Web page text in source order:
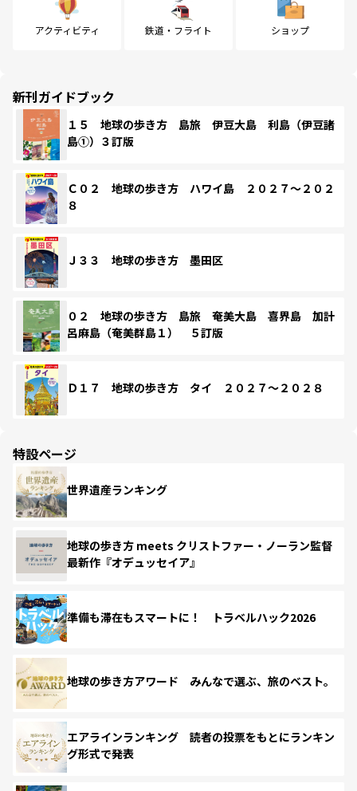
アクティビティ 鉄道・フライト ショップ
新刊ガイドブック
１５ 地球の歩き方 島旅 伊豆大島 利島（伊豆諸
島①）３訂版
Ｃ０２ 地球の歩き方 ハワイ島 ２０２７～２０２
８
Ｊ３３ 地球の歩き方 墨田区
０２ 地球の歩き方 島旅 奄美大島 喜界島 加計
呂麻島（奄美群島１） ５訂版
Ｄ１７ 地球の歩き方 タイ ２０２７～２０２８
特設ページ
世界遺産ランキング
地球の歩き方 meets クリストファー・ノーラン監督
最新作『オデュッセイア』
準備も滞在もスマートに！ トラベルハック2026
地球の歩き方アワード みんなで選ぶ、旅のベスト。
エアラインランキング 読者の投票をもとにランキン
グ形式で発表